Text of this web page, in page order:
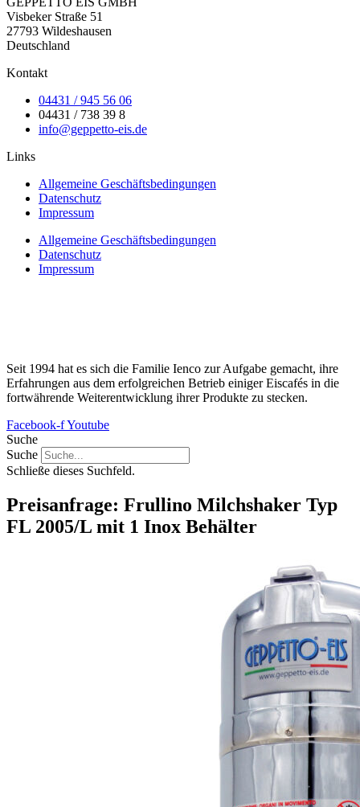
Visbeker Straße 51
27793 Wildeshausen
Deutschland
Kontakt
04431 / 945 56 06
04431 / 738 39 8
info@geppetto-eis.de
Links
Allgemeine Geschäftsbedingungen
Datenschutz
Impressum
Allgemeine Geschäftsbedingungen
Datenschutz
Impressum
Seit 1994 hat es sich die Familie Ienco zur Aufgabe gemacht, ihre
Erfahrungen aus dem erfolgreichen Betrieb einiger Eiscafés in die
fortwährende Weiterentwicklung ihrer Produkte zu stecken.
Facebook-fYoutube
Suche
Suche
Schließe dieses Suchfeld.
Preisanfrage: Frullino Milchshaker Typ
FL 2005/L mit 1 Inox Behälter